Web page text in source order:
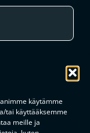
käytämme
tai käyttääksemme
meille ja